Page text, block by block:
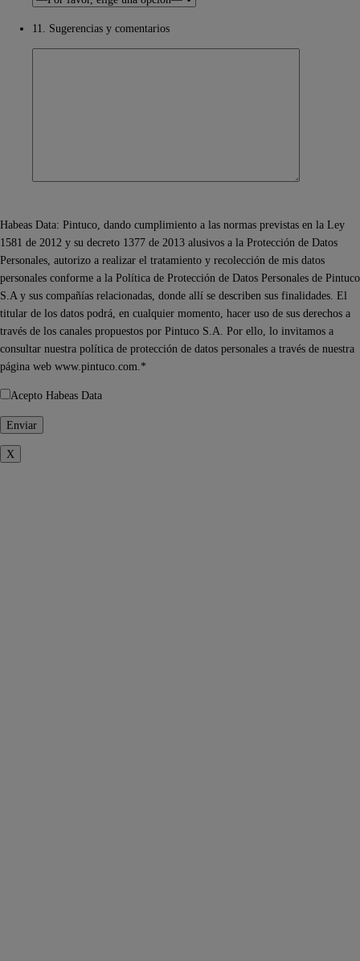
11. Sugerencias y comentarios
Habeas Data: Pintuco, dando cumplimiento a las normas previstas en la Ley
1581 de 2012 y su decreto 1377 de 2013 alusivos a la Protección de Datos
Personales, autorizo a realizar el tratamiento y recolección de mis datos
personales conforme a la Política de Protección de Datos Personales de Pintuco
S.A y sus compañías relacionadas, donde allí se describen sus finalidades. El
titular de los datos podrá, en cualquier momento, hacer uso de sus derechos a
través de los canales propuestos por Pintuco S.A. Por ello, lo invitamos a
consultar nuestra política de protección de datos personales a través de nuestra
página web www.pintuco.com.*
Acepto Habeas Data
X